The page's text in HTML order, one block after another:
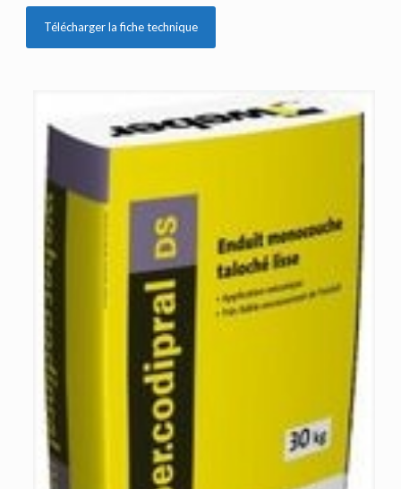
Télécharger la fiche technique